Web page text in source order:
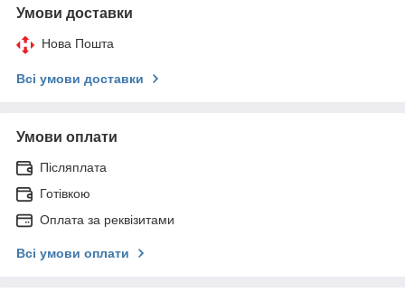
Умови доставки
Нова Пошта
Всі умови доставки
Умови оплати
Післяплата
Готівкою
Оплата за реквізитами
Всі умови оплати